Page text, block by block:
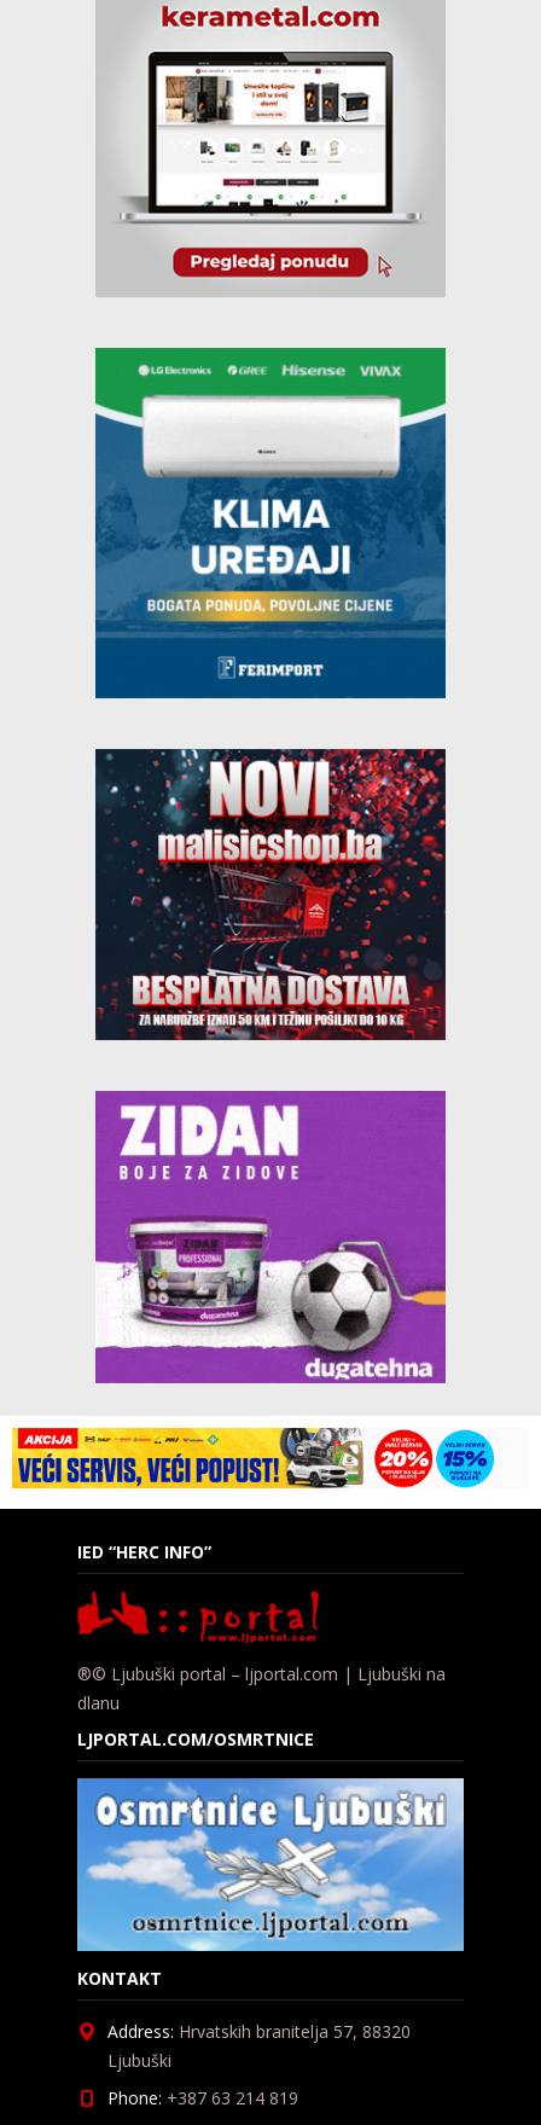
IED “HERC INFO”
®© Ljubuški portal – ljportal.com | Ljubuški na
dlanu
LJPORTAL.COM/OSMRTNICE
KONTAKT
Address: Hrvatskih branitelja 57, 88320
Ljubuški
Phone: +387 63 214 819